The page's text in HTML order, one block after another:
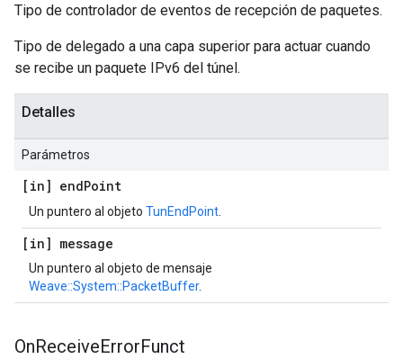
Tipo de controlador de eventos de recepción de paquetes.
Tipo de delegado a una capa superior para actuar cuando
se recibe un paquete IPv6 del túnel.
Detalles
Parámetros
[in] endPoint
Un puntero al objeto TunEndPoint
[in] message
Un puntero al objeto de mensaje
Weave::System::PacketBuffer.
OnReceiveErrorFunct